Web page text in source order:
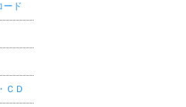
ード
ＣＤ